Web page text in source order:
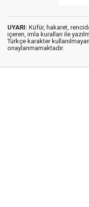
UYARI: Küfür, hakaret,
içeren, imla kuralları ile
Türkçe karakter
onaylanmamaktadır.